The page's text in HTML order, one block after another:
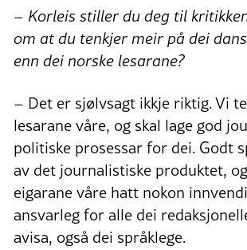
– Korleis stiller du deg til
om at du tenkjer meir på dei
enn dei norske lesarane?
– Det er sjølvsagt ikkje riktig. Vi
lesarane våre, og skal lage god
politiske prosessar for dei. Godt
av det journalistiske produktet,
eigarane våre hatt nokon
ansvarleg for alle dei
avisa, også dei språklege.